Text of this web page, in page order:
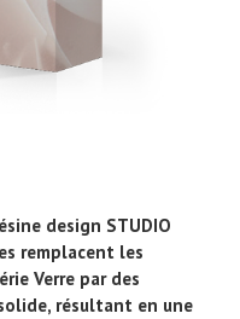
design STUDIO
remplacent les
Verre par des
résultant en une